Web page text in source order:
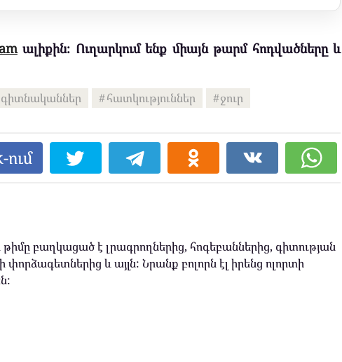
ալիքին։ Ուղարկում ենք միայն թարմ հոդվածները և
գիտնականներ հատկություններ ջուր
ում
բաղկացած է լրագրողներից, հոգեբաններից, գիտության
փորձագետներից և այլն: Նրանք բոլորն էլ իրենց ոլորտի